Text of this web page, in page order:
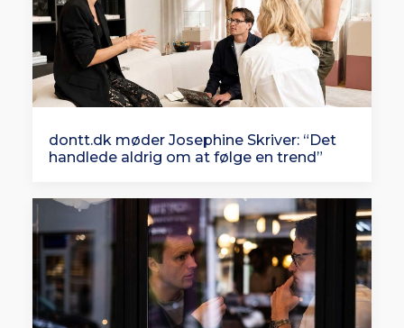
dontt.dk møder Josephine Skriver: “Det
handlede aldrig om at følge en trend”